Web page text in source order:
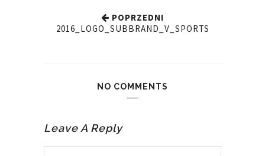
POPRZEDNI
2016_LOGO_SUBBRAND_V_SPORTS
NO COMMENTS
Leave A Reply